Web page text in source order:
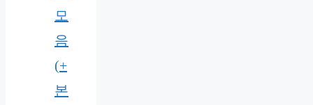
모
음
(+
본